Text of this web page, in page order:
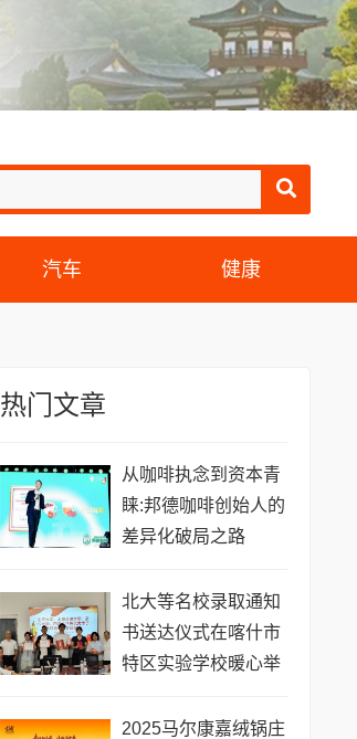
汽车 健康
热门文章
从咖啡执念到资本青
睐:邦德咖啡创始人的
差异化破局之路
北大等名校录取通知
书送达仪式在喀什市
特区实验学校暖心举
2025马尔康嘉绒锅庄